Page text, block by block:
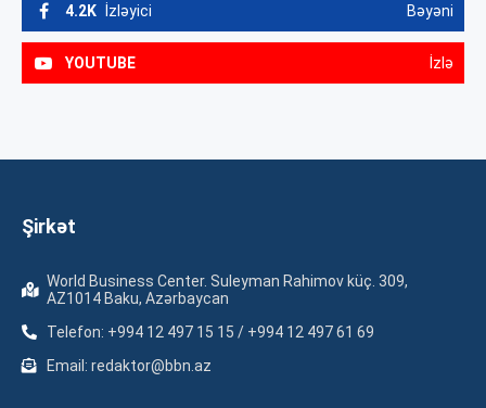
4.2K İzləyici Bəyəni
YOUTUBE İzlə
Şirkət
World Business Center. Suleyman Rahimov küç. 309,
AZ1014 Baku, Azərbaycan
Telefon: +994 12 497 15 15 / +994 12 497 61 69
Email: redaktor@bbn.az